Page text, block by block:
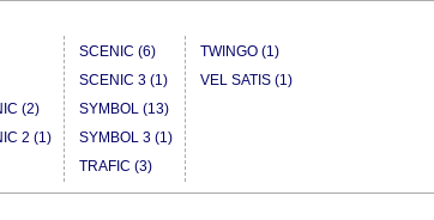
(2)
2 (1)
SCENIC (6)
SCENIC 3 (1)
SYMBOL (13)
SYMBOL 3 (1)
TRAFIC (3)
TWINGO (1)
VEL SATIS (1)